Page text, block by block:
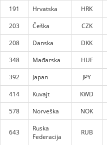
191
Hrvatska HRK
203
Češka CZK
208
Danska DKK
348
Mađarska HUF
392
Japan JPY
414
Kuvajt KWD
578
Norveška NOK
643
Ruska
Federacija
RUB